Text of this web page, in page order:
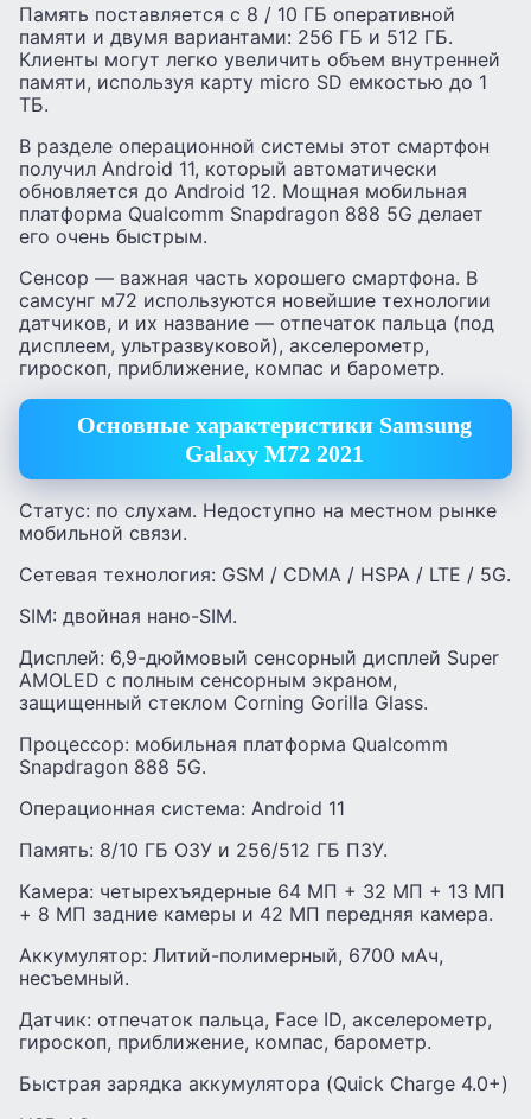
Память поставляется с 8 / 10 ГБ оперативной
памяти и двумя вариантами: 256 ГБ и 512 ГБ.
Клиенты могут легко увеличить объем внутренней
памяти, используя карту micro SD емкостью до 1
ТБ.
В разделе операционной системы этот смартфон
получил Android 11, который автоматически
обновляется до Android 12. Мощная мобильная
платформа Qualcomm Snapdragon 888 5G делает
его очень быстрым.
Сенсор — важная часть хорошего смартфона. В
самсунг м72 используются новейшие технологии
датчиков, и их название — отпечаток пальца (под
дисплеем, ультразвуковой), акселерометр,
гироскоп, приближение, компас и барометр.
Основные характеристики Samsung
Galaxy M72 2021
Статус: по слухам. Недоступно на местном рынке
мобильной связи.
Сетевая технология: GSM / CDMA / HSPA / LTE / 5G.
SIM: двойная нано-SIM.
Дисплей: 6,9-дюймовый сенсорный дисплей Super
AMOLED с полным сенсорным экраном,
защищенный стеклом Corning Gorilla Glass.
Процессор: мобильная платформа Qualcomm
Snapdragon 888 5G.
Операционная система: Android 11
Память: 8/10 ГБ ОЗУ и 256/512 ГБ ПЗУ.
Камера: четырехъядерные 64 МП + 32 МП + 13 МП
+ 8 МП задние камеры и 42 МП передняя камера.
Аккумулятор: Литий-полимерный, 6700 мАч,
несъемный.
Датчик: отпечаток пальца, Face ID, акселерометр,
гироскоп, приближение, компас, барометр.
Быстрая зарядка аккумулятора (Quick Charge 4.0+)